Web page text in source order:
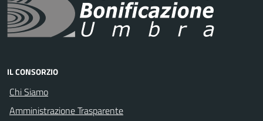
IL CONSORZIO
Chi Siamo
Amministrazione Trasparente